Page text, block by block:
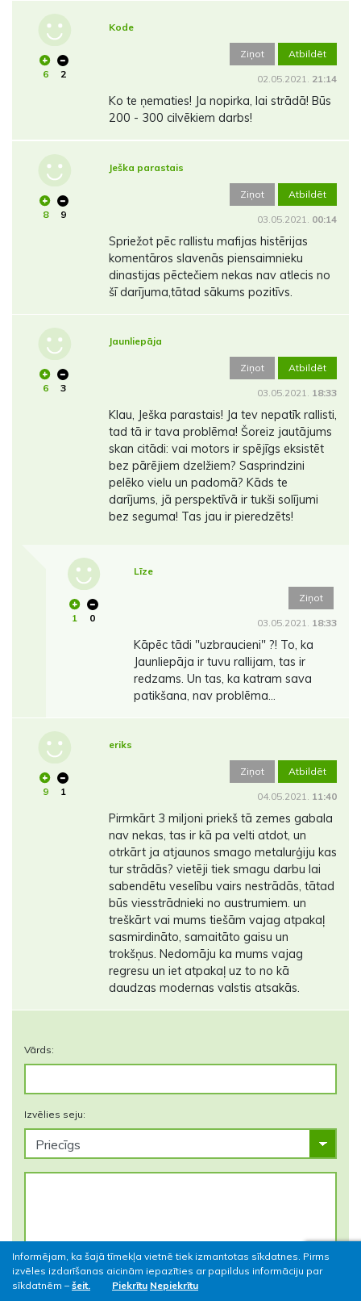
Informējam, ka šajā tīmekļa vietnē tiek izmantotas sīkdatnes. Pirms
izvēles izdarīšanas aicinām iepazīties ar papildus informāciju par
sīkdatnēm – šeit. Piekrītu Nepiekrītu
6 2
Kode
Ziņot Atbildēt
02.05.2021. 21:14
Ko te ņematies! Ja nopirka, lai strādā! Būs
200 - 300 cilvēkiem darbs!
8 9
Ješka parastais
Ziņot Atbildēt
03.05.2021. 00:14
Spriežot pēc rallistu mafijas histērijas
komentāros slavenās piensaimnieku
dinastijas pēctečiem nekas nav atlecis no
šī darījuma,tātad sākums pozitīvs.
6 3
Jaunliepāja
Ziņot Atbildēt
03.05.2021. 18:33
Klau, Ješka parastais! Ja tev nepatīk rallisti,
tad tā ir tava problēma! Šoreiz jautājums
skan citādi: vai motors ir spējīgs eksistēt
bez pārējiem dzelžiem? Sasprindzini
pelēko vielu un padomā? Kāds te
darījums, jā perspektīvā ir tukši solījumi
bez seguma! Tas jau ir pieredzēts!
1 0
Līze
Ziņot
03.05.2021. 18:33
Kāpēc tādi "uzbraucieni" ?! To, ka
Jaunliepāja ir tuvu rallijam, tas ir
redzams. Un tas, ka katram sava
patikšana, nav problēma...
9 1
eriks
Ziņot Atbildēt
04.05.2021. 11:40
Pirmkārt 3 miljoni priekš tā zemes gabala
nav nekas, tas ir kā pa velti atdot, un
otrkārt ja atjaunos smago metalurģiju kas
tur strādās? vietēji tiek smagu darbu lai
sabendētu veselību vairs nestrādās, tātad
būs viesstrādnieki no austrumiem. un
treškārt vai mums tiešām vajag atpakaļ
sasmirdināto, samaitāto gaisu un
trokšņus. Nedomāju ka mums vajag
regresu un iet atpakaļ uz to no kā
daudzas modernas valstis atsakās.
Vārds:
Izvēlies seju: